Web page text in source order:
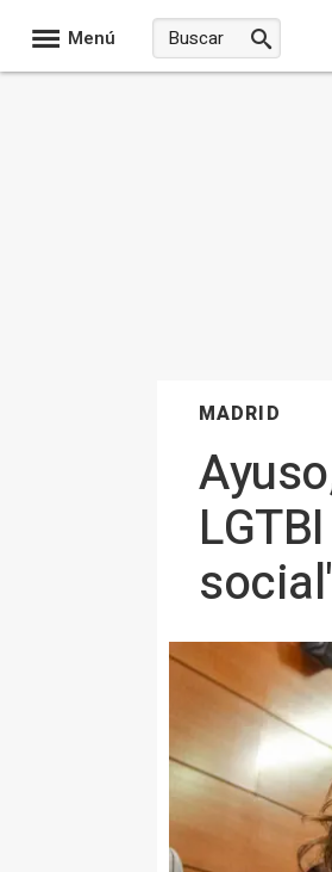
Menú
MADRID